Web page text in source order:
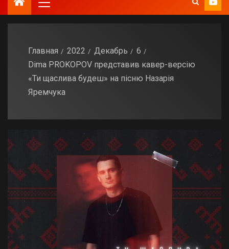
Главная 2022 Декабрь
6
Dima PROKOPOV представив кавер-версію
«Ти щаслива будеш» на пісню Назарія
Яремчука